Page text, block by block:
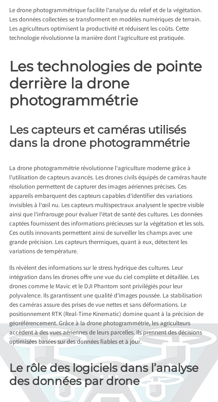
Le drone photogrammétrique facilite l’analyse du relief et de la végétation.
Les données collectées se transforment en modèles numériques de terrain.
Les agriculteurs optimisent la productivité et réduisent les coûts. Cette
technologie révolutionne la manière dont l’agriculture est pratiquée.
Les technologies de pointe
derrière la drone
photogrammétrie
Les capteurs et caméras utilisés
dans la drone photogrammétrie
La drone photogrammétrie révolutionne l’agriculture moderne grâce à
l’utilisation de capteurs avancés. Les drones civils équipés de caméras haute
résolution permettent de capturer des images aériennes précises. Ces
appareils embarquent des capteurs capables d’identifier des variations
invisibles à l’œil nu. Les capteurs multispectraux analysent le spectre visible
ainsi que l’infrarouge pour évaluer l’état de santé des cultures. Les données
captées fournissent des informations précieuses sur la végétation et les sols.
Ces outils innovants permettent ainsi de surveiller les champs avec une
grande précision. Les capteurs thermiques, quant à eux, détectent les
variations de température.
Ils révèlent des informations sur le stress hydrique des cultures. Leur
intégration dans les drones offre une vue du ciel complète et détaillée. Les
drones comme le Mavic et le DJI Phantom sont privilégiés pour leur
polyvalence. Ils garantissent une qualité d’images poussée. La stabilisation
des caméras assure des prises de vue nettes et sans déformations. Le
positionnement RTK (Real-Time Kinematic) domine quant à la précision de
géoréférencement. Grâce à la drone photogrammétrie, les agriculteurs
accèdent à des vues aériennes de leurs parcelles. Ils prennent des décisions
optimisées basées sur des données fiables et à jour.
Le rôle des logiciels dans l’analyse
des données par drone